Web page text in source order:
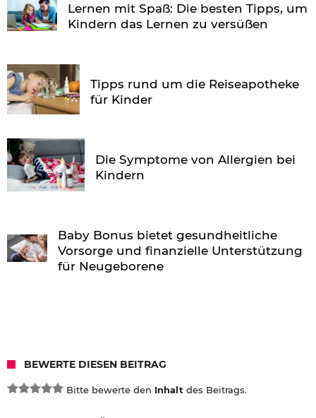
Lernen mit Spaß: Die besten Tipps, um
Kindern das Lernen zu versüßen
Tipps rund um die Reiseapotheke
für Kinder
Die Symptome von Allergien bei
Kindern
Baby Bonus bietet gesundheitliche
Vorsorge und finanzielle Unterstützung
für Neugeborene
BEWERTE DIESEN BEITRAG
Bitte bewerte den Inhalt des Beitrags.